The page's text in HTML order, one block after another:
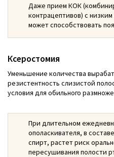
Даже прием КОК
контрацептивов) с
может способствовать
Ксеростомия
Уменьшение количества
резистентность слизистой
условия для обильного
При длительном
ополаскивателя, в
спирт, растет риск
пересушивания полости